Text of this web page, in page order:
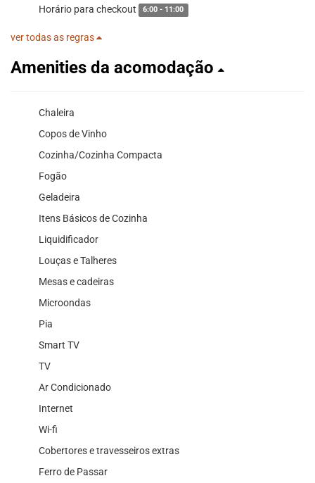
Horário para checkout 6:00 - 11:00
ver todas as regras
Amenities da acomodação
Chaleira
Copos de Vinho
Cozinha/Cozinha Compacta
Fogão
Geladeira
Itens Básicos de Cozinha
Liquidificador
Louças e Talheres
Mesas e cadeiras
Microondas
Pia
Smart TV
TV
Ar Condicionado
Internet
Wi-fi
Cobertores e travesseiros extras
Ferro de Passar